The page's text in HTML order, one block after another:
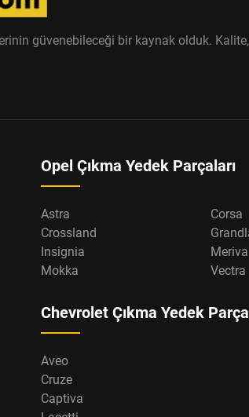
güvenebileceği bir kaynak olduk.
Opel Çıkma Yedek Parçaları
Astra
Corsa
Crossland
Insignia
Meriva
Mokka
Vectra
Chevrolet Çıkma Yedek
Aveo
Cruze
Captiva